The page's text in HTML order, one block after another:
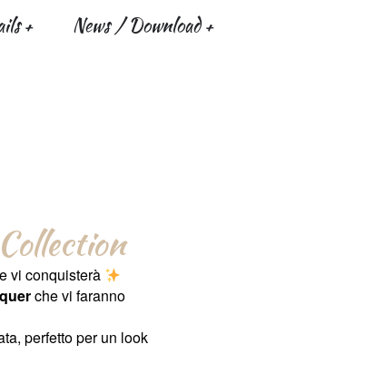
News / Download
vi conquisterà
che vi faranno
perfetto per un look